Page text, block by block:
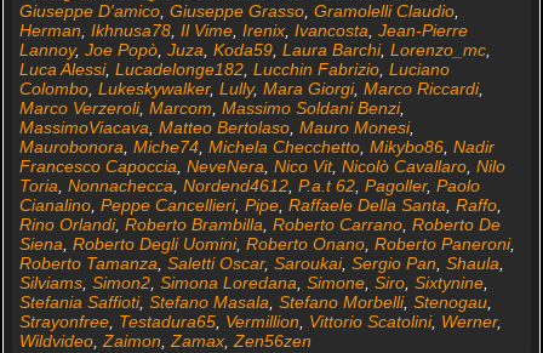
Giuseppe D'amico, Giuseppe Grasso, Gramolelli Claudio,
Herman, Ikhnusa78, Il Vime, Irenix, Ivancosta, Jean-Pierre
Lannoy, Joe Popò, Juza, Koda59, Laura Barchi, Lorenzo_mc,
Luca Alessi, Lucadelonge182, Lucchin Fabrizio, Luciano
Colombo, Lukeskywalker, Lully, Mara Giorgi, Marco Riccardi,
Marco Verzeroli, Marcom, Massimo Soldani Benzi,
MassimoViacava, Matteo Bertolaso, Mauro Monesi,
Maurobonora, Miche74, Michela Checchetto, Mikybo86, Nadir
Francesco Capoccia, NeveNera, Nico Vit, Nicolò Cavallaro, Nilo
Toria, Nonnachecca, Nordend4612, P.a.t 62, Pagoller, Paolo
Cianalino, Peppe Cancellieri, Pipe, Raffaele Della Santa, Raffo,
Rino Orlandi, Roberto Brambilla, Roberto Carrano, Roberto De
Siena, Roberto Degli Uomini, Roberto Onano, Roberto Paneroni,
Roberto Tamanza, Saletti Oscar, Saroukai, Sergio Pan, Shaula,
Silviams, Simon2, Simona Loredana, Simone, Siro, Sixtynine,
Stefania Saffioti, Stefano Masala, Stefano Morbelli, Stenogau,
Strayonfree, Testadura65, Vermillion, Vittorio Scatolini, Werner,
Wildvideo,Zaimon,Zamax,Zen56zen